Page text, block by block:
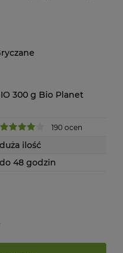
300 g Bio Planet
190 ocen
duża ilość
do 48 godzin